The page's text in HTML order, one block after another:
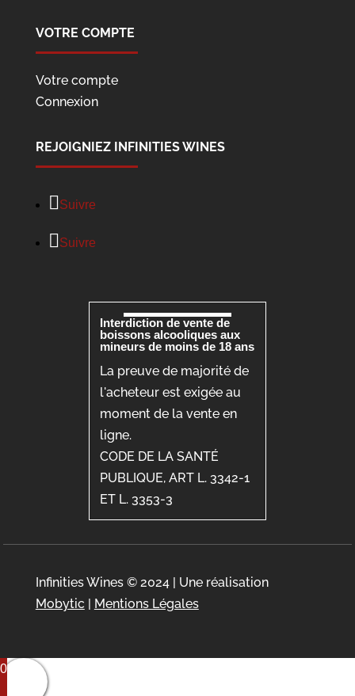
VOTRE COMPTE
Votre compte
Connexion
REJOIGNIEZ INFINITIES WINES
Suivre
Suivre
Interdiction de vente de
boissons alcooliques aux
mineurs de moins de 18 ans
La preuve de majorité de
l'acheteur est exigée au
moment de la vente en
ligne.
CODE DE LA SANTÉ
PUBLIQUE, ART L. 3342-1
ET L. 3353-3
Infinities Wines © 2024 | Une réalisation
Mobytic
Mentions Légales
0